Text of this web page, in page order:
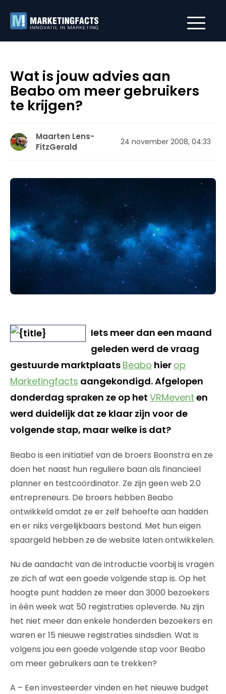
Wat is jouw advies aan
Beabo om meer gebruikers
te krijgen?
Maarten Lens-
FitzGerald
24 november 2008, 04:33
Iets meer dan een maand
geleden werd de vraag
gestuurde marktplaats Beabo hier op
Marketingfacts aangekondigd. Afgelopen
donderdag spraken ze op het VRMevent en
werd duidelijk dat ze klaar zijn voor de
volgende stap, maar welke is dat?
Beabo is een initiatief van de broers Boonstra en ze
doen het naast hun reguliere baan als financieel
planner en testcoördinator. Ze zijn geen web 2.0
entrepreneurs. De broers hebben Beabo
ontwikkeld omdat ze er zelf behoefte aan hadden
en er niks vergelijkbaars bestond. Met hun eigen
spaargeld hebben ze de website laten ontwikkelen.
Nu de aandacht van de introductie voorbij is vragen
ze zich af wat een goede volgende stap is. Op het
hoogte punt hadden ze meer dan 3000 bezoekers
in één week wat 50 registraties opleverde. Nu zijn
het niet meer dan enkele honderden bezoekers en
waren er 15 nieuwe registraties sindsdien. Wat is
volgens jou een goede volgende stap voor Beabo
om meer gebruikers aan te trekken?
A – Een investeerder vinden en het nieuwe budget